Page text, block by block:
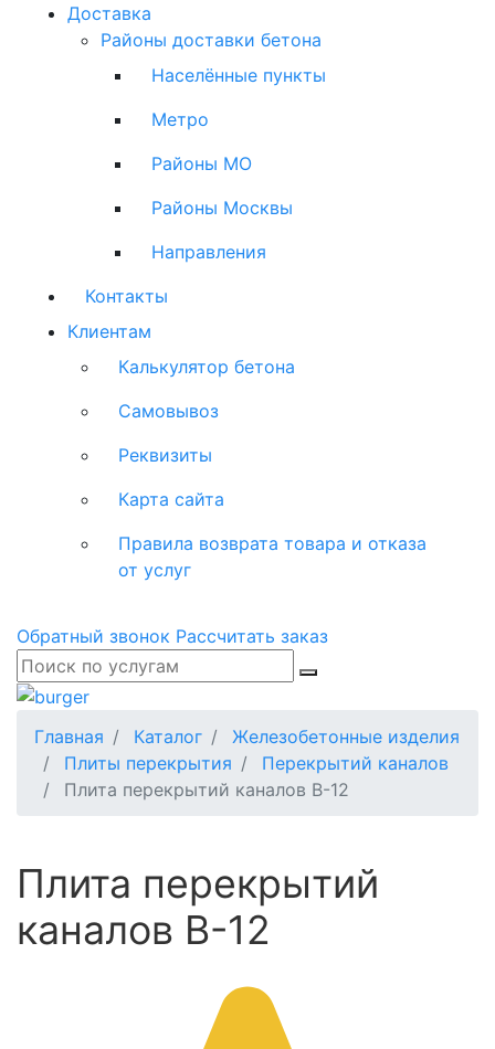
Доставка
Районы доставки бетона
Населённые пункты
Метро
Районы МО
Районы Москвы
Направления
Контакты
Клиентам
Калькулятор бетона
Самовывоз
Реквизиты
Карта сайта
Правила возврата товара и отказа
от услуг
Обратный звонок Рассчитать заказ
Главная Каталог
Железобетонные изделия
Плиты перекрытия
Перекрытий каналов
Плита перекрытий каналов В-12
Плита перекрытий
каналов В-12